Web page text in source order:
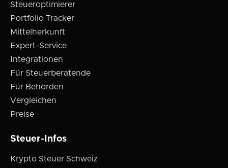
Steueroptimierer
Portfolio Tracker
Mittelherkunft
Expert-Service
Integrationen
Für Steuerberatende
Für Behörden
Vergleichen
Preise
Steuer-Infos
Krypto Steuer Schweiz